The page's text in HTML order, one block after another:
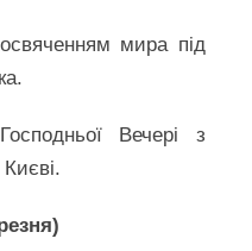
мира під
Вечері з